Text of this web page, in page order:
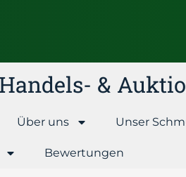
&
Über uns Unser
Bewertungen